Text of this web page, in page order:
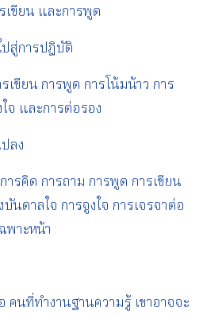
เขียน และการพูด
สู่การปฎิบัติ
เขียน การพูด การโน้มน้าว การ
จ และการต่อรอง
ลง
ารคิด การถาม การพูด การเขียน
นดาลใจ การจูงใจ การเจรจาต่อ
พาะหน้า
นที่ทำงานฐานความรู้ เขาอาจจะ